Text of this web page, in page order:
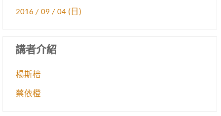
2016 / 09 / 04 (日)
講者介紹
楊斯棓
蔡依橙